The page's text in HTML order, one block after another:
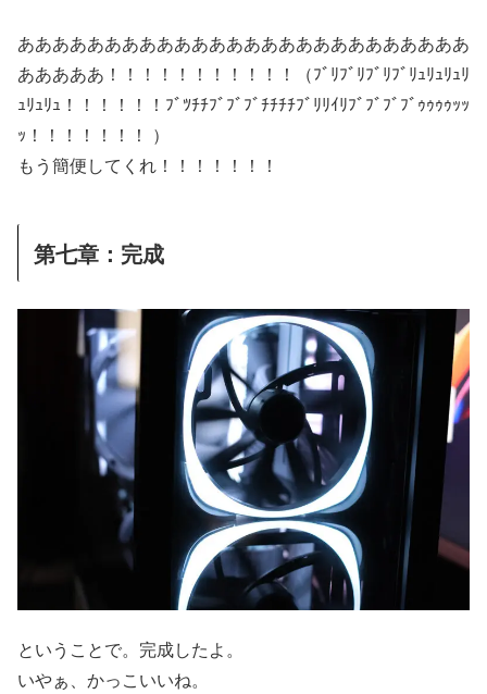
ああああああああああああああああああああああああああ
あああああ！！！！！！！！！！！（ﾌﾞﾘﾌﾞﾘﾌﾞﾘﾌﾞﾘｭﾘｭﾘｭﾘ
ｭﾘｭﾘｭ！！！！！！ﾌﾞﾂﾁﾁﾌﾞﾌﾞﾌﾞﾁﾁﾁﾁﾌﾞﾘﾘｲﾘﾌﾞﾌﾞﾌﾞﾌﾞｩｩｩｩｯｯ
ｯ！！！！！！！ ）
もう簡便してくれ！！！！！！！
第七章：完成
ということで。完成したよ。
いやぁ、かっこいいね。